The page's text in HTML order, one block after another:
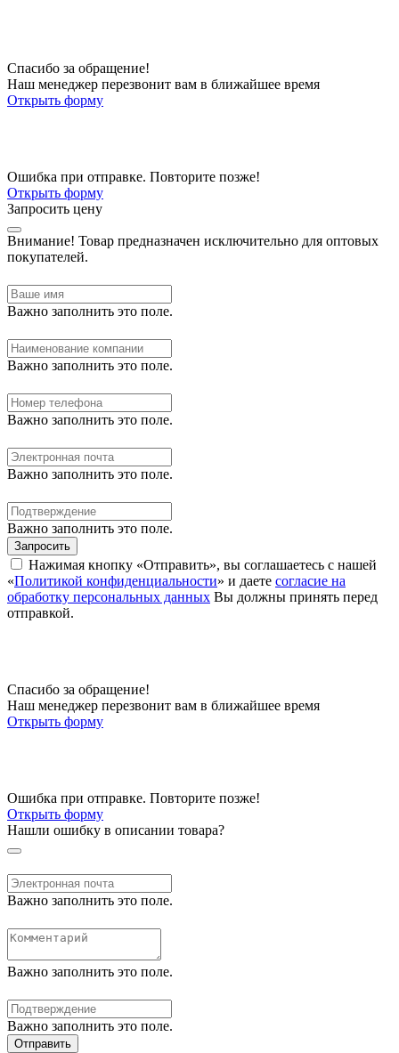
Спасибо за обращение!
Наш менеджер перезвонит вам в ближайшее время
Открыть форму
Ошибка при отправке. Повторите позже!
Открыть форму
Запросить цену
Внимание! Товар предназначен исключительно для оптовых
покупателей.
Важно заполнить это поле.
Важно заполнить это поле.
Важно заполнить это поле.
Важно заполнить это поле.
Важно заполнить это поле.
Запросить
Нажимая кнопку «Отправить», вы соглашаетесь с нашей
«Политикой конфиденциальности» и даете согласие на
обработку персональных данных Вы должны принять перед
отправкой.
Спасибо за обращение!
Наш менеджер перезвонит вам в ближайшее время
Открыть форму
Ошибка при отправке. Повторите позже!
Открыть форму
Нашли ошибку в описании товара?
Важно заполнить это поле.
Важно заполнить это поле.
Важно заполнить это поле.
Отправить